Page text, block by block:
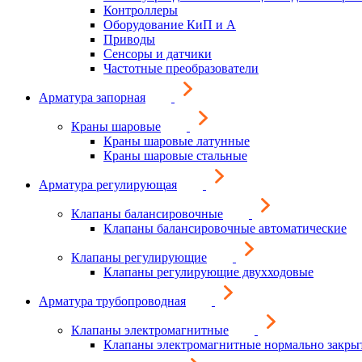
Контроллеры
Оборудование КиП и А
Приводы
Сенсоры и датчики
Частотные преобразователи
Арматура запорная
Краны шаровые
Краны шаровые латунные
Краны шаровые стальные
Арматура регулирующая
Клапаны балансировочные
Клапаны балансировочные автоматические
Клапаны регулирующие
Клапаны регулирующие двухходовые
Арматура трубопроводная
Клапаны электромагнитные
Клапаны электромагнитные нормально